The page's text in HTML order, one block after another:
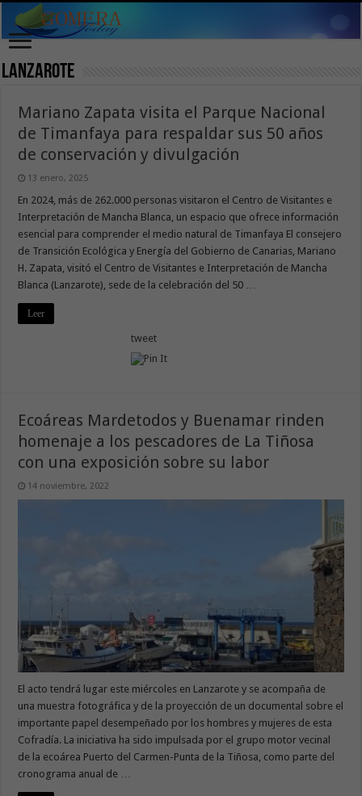
Lanzarote
Mariano Zapata visita el Parque Nacional
de Timanfaya para respaldar sus 50 años
de conservación y divulgación
13 enero, 2025
En 2024, más de 262.000 personas visitaron el Centro de Visitantes e
Interpretación de Mancha Blanca, un espacio que ofrece información
esencial para comprender el medio natural de Timanfaya El consejero
de Transición Ecológica y Energía del Gobierno de Canarias, Mariano
H. Zapata, visitó el Centro de Visitantes e Interpretación de Mancha
Blanca (Lanzarote), sede de la celebración del 50 …
Leer
tweet
Ecoáreas Mardetodos y Buenamar rinden
homenaje a los pescadores de La Tiñosa
con una exposición sobre su labor
14 noviembre, 2022
El acto tendrá lugar este miércoles en Lanzarote y se acompaña de
una muestra fotográfica y de la proyección de un documental sobre el
importante papel desempeñado por los hombres y mujeres de esta
Cofradía. La iniciativa ha sido impulsada por el grupo motor vecinal
de la ecoárea Puerto del Carmen-Punta de la Tiñosa, como parte del
cronograma anual de …